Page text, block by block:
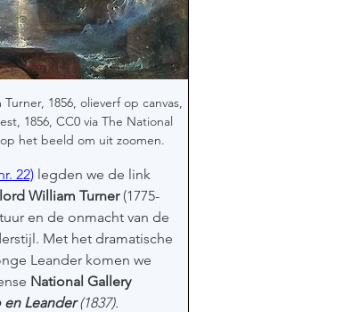
1856, olieverf op canvas,
1856, CC0 via The National
het beeld om uit zoomen.
22) legden we de link
William Turner (1775-
en de onmacht van de
Met het dramatische
Leander komen we
National Gallery
en Leander (1837).